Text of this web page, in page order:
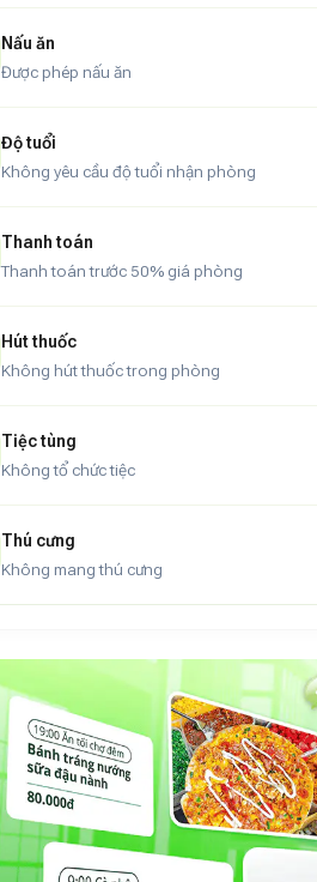
Nấu ăn
Được phép nấu ăn
Độ tuổi
Không yêu cầu độ tuổi nhận phòng
Thanh toán
Thanh toán trước 50% giá phòng
Hút thuốc
Không hút thuốc trong phòng
Tiệc tùng
Không tổ chức tiệc
Thú cưng
Không mang thú cưng